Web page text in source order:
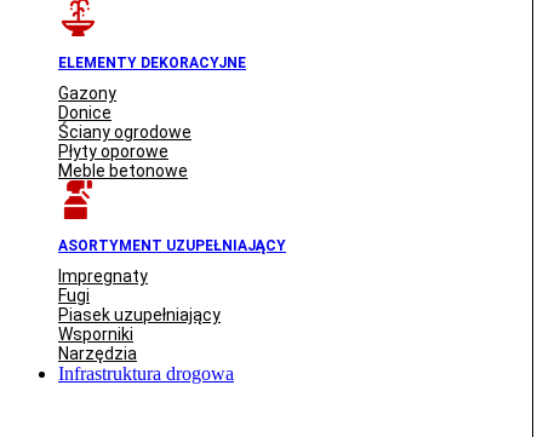
ELEMENTY DEKORACYJNE
Gazony
Donice
Ściany ogrodowe
Płyty oporowe
Meble betonowe
ASORTYMENT UZUPEŁNIAJĄCY
Impregnaty
Fugi
Piasek uzupełniający
Wsporniki
Narzędzia
Infrastruktura drogowa